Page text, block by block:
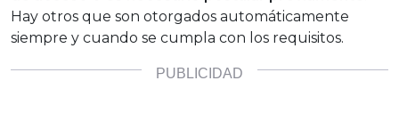
Hay otros que son otorgados automáticamente
siempre y cuando se cumpla con los requisitos.